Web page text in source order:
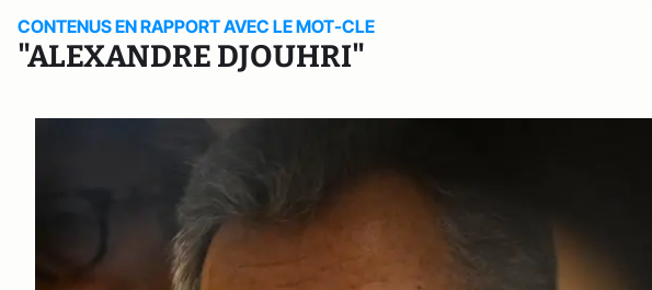
CONTENUS EN RAPPORT AVEC LE MOT-CLE
"ALEXANDRE DJOUHRI"